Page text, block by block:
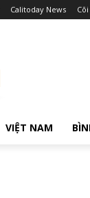
Calitoday News
VIỆT NAM